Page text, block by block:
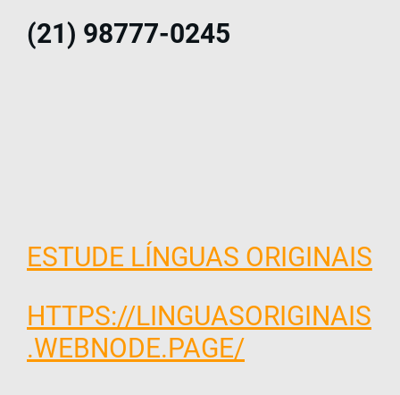
(21) 98777-0245
ESTUDE LÍNGUAS ORIGINAIS
HTTPS://LINGUASORIGINAIS
.WEBNODE.PAGE/